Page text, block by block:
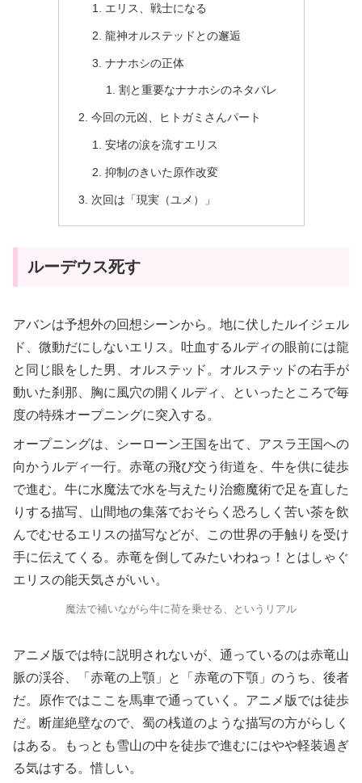
エリス、戦士になる
龍神オルステッドとの邂逅
ナナホシの正体
割と重要なナナホシのネタバレ
今回の元凶、ヒトガミさんパート
安堵の涙を流すエリス
抑制のきいた原作改変
次回は「現実（ユメ）」
ルーデウス死す
アバンは予想外の回想シーンから。地に伏したルイジェル
ド、微動だにしないエリス。吐血するルディの眼前には龍
と同じ眼をした男、オルステッド。オルステッドの右手が
動いた刹那、胸に風穴の開くルディ、といったところで毎
度の特殊オープニングに突入する。
オープニングは、シーローン王国を出て、アスラ王国への
向かうルディ一行。赤竜の飛び交う街道を、牛を供に徒歩
で進む。牛に水魔法で水を与えたり治癒魔術で足を直した
りする描写、山間地の集落でおそらく恐ろしく苦い茶を飲
んでむせるエリスの描写などが、この世界の手触りを受け
手に伝えてくる。赤竜を倒してみたいわねっ！とはしゃぐ
エリスの能天気さがいい。
魔法で補いながら牛に荷を乗せる、というリアル
アニメ版では特に説明されないが、通っているのは赤竜山
脈の渓谷、「赤竜の上顎」と「赤竜の下顎」のうち、後者
だ。原作ではここを馬車で通っていく。アニメ版では徒歩
だ。断崖絶壁なので、蜀の桟道のような描写の方がらしく
はある。もっとも雪山の中を徒歩で進むにはやや軽装過ぎ
る気はする。惜しい。